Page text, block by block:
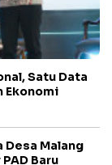
Satu Data
Ekonomi
Malang
Baru